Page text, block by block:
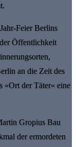
Feier Berlins
Öffentlichkeit
an die Zeit des
»Ort der Täter« eine
Gropius Bau
der ermordeten